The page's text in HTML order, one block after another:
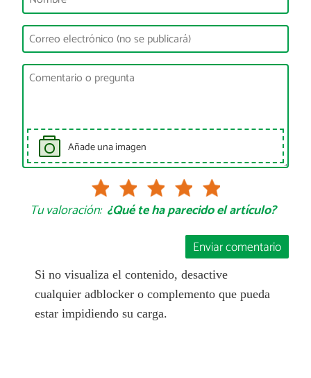
Añade una imagen
Tu valoración: ¿Qué te ha parecido el artículo?
Enviar comentario
Si no visualiza el contenido, desactive
cualquier adblocker o complemento que pueda
estar impidiendo su carga.